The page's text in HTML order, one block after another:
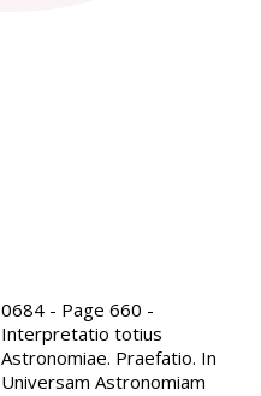
0684 - Page 660 -
Interpretatio totius
Astronomiae. Praefatio. In
Universam Astronomiam